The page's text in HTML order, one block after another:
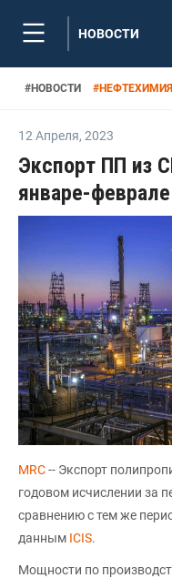
НОВОСТИ
#НОВОСТИ #НЕФТЕХИМИЯ
12 Апреля, 2023
Экспорт ПП из
январе-феврале
MRC-- Экспорт
годовом исчислении за
сравнению с тем же
данным ICIS.
Мощности по